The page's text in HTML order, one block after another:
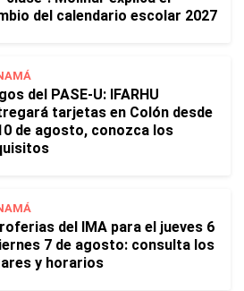
del calendario escolar 2027
del PASE-U: IFARHU
tarjetas en Colón desde
de agosto, conozca los
del IMA para el jueves 6
7 de agosto: consulta los
y horarios